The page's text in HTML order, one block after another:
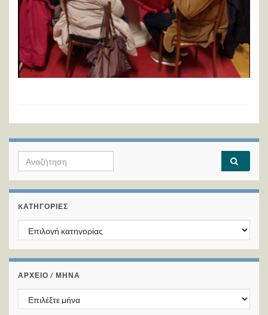
Search for:
KΑΤΗΓΟΡΊΕΣ
Kατηγορίες
ΑΡΧΕΙΟ / ΜΗΝΑ
ΑΡΧΕΙΟ / ΜΗΝΑ